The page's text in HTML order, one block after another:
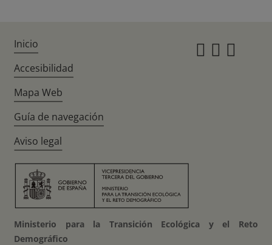
Inicio
Accesibilidad
Mapa Web
Guía de navegación
Aviso legal
Ministerio para la Transición Ecológica y el Reto
Demográfico